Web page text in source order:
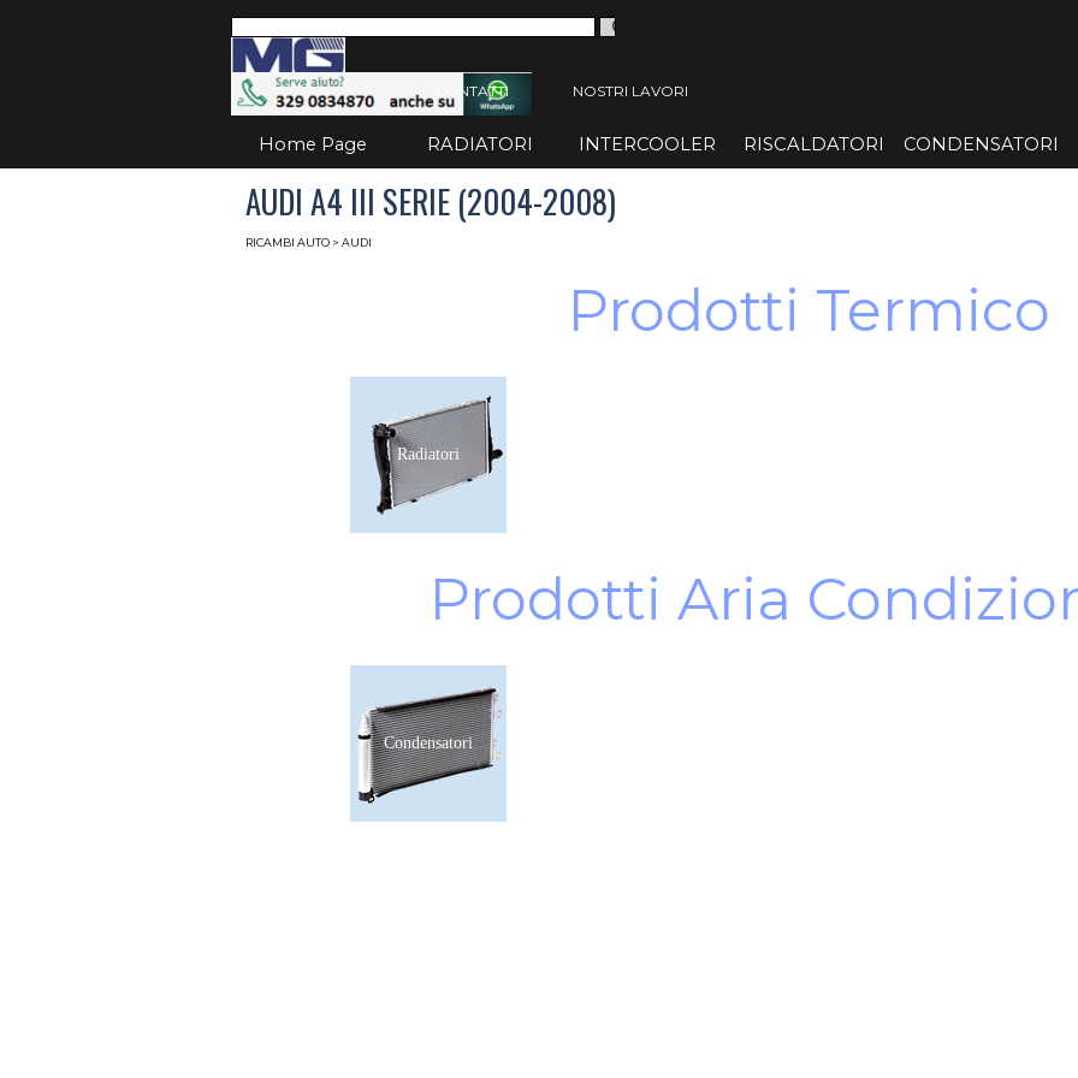
Salta menù
CONTATTI NOSTRI LAVORI
Home Page RADIATORI ▼
INTERCOOLER ▼
RISCALDATORI ▼
CONDENSATORI
AUDI A4 III SERIE (2004-2008)
RICAMBI AUTO >AUDI
Prodotti Termico
Radiatori
Prodotti Aria
Condensatori